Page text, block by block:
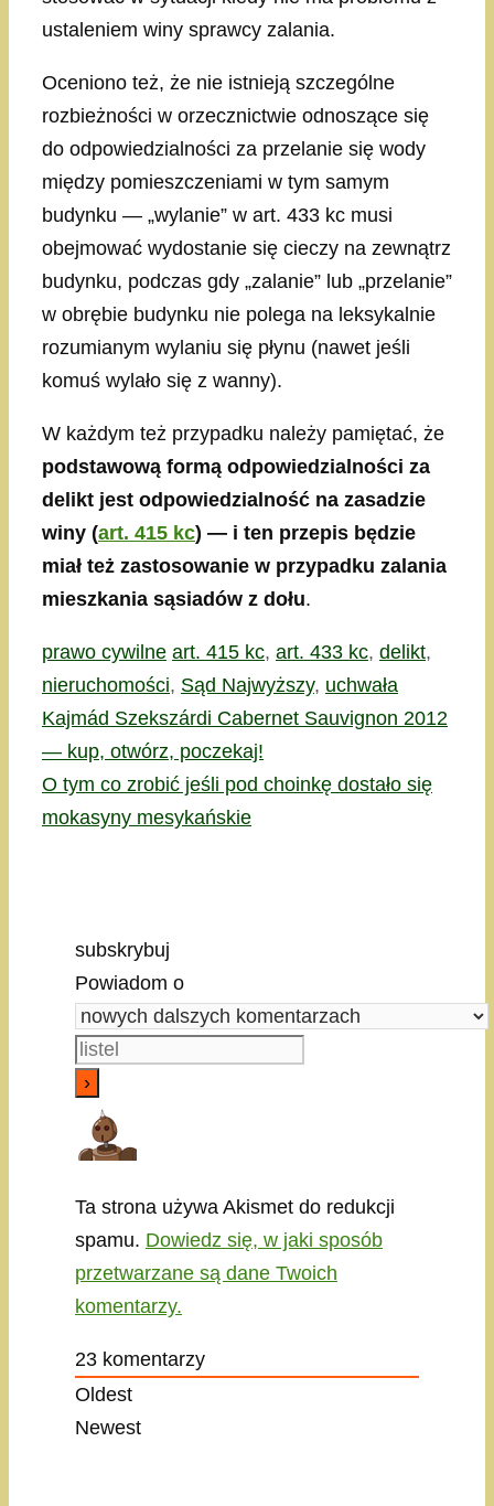
ustaleniem winy sprawcy zalania.
Oceniono też, że nie istnieją szczególne
rozbieżności w orzecznictwie odnoszące się
do odpowiedzialności za przelanie się wody
między pomieszczeniami w tym samym
budynku — „wylanie” w art. 433 kc musi
obejmować wydostanie się cieczy na zewnątrz
budynku, podczas gdy „zalanie” lub „przelanie”
w obrębie budynku nie polega na leksykalnie
rozumianym wylaniu się płynu (nawet jeśli
komuś wylało się z wanny).
W każdym też przypadku należy pamiętać, że
podstawową formą odpowiedzialności za
delikt jest odpowiedzialność na zasadzie
winy (art. 415 kc) — i ten przepis będzie
miał też zastosowanie w przypadku zalania
mieszkania sąsiadów z dołu.
Kategorie
prawo cywilne Tagi
art. 415 kc, art. 433 kc, delikt,
nieruchomości, Sąd Najwyższy, uchwała
Kajmád Szekszárdi Cabernet Sauvignon 2012
— kup, otwórz, poczekaj!
O tym co zrobić jeśli pod choinkę dostało się
mokasyny mesykańskie
subskrybuj
Powiadom o
Ta strona używa Akismet do redukcji
spamu. Dowiedz się, w jaki sposób
przetwarzane są dane Twoich
komentarzy.
23 komentarzy
Oldest
Newest